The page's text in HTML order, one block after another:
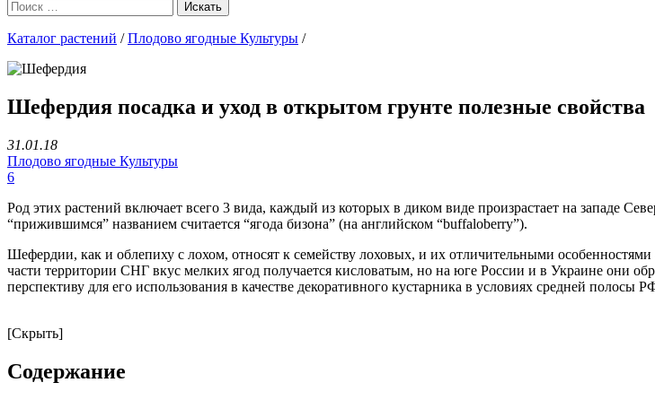
Каталог растений /Плодово ягодные Культуры /
Шефердия посадка и уход в открытом грунте полезные свойства
31.01.18
Плодово ягодные Культуры
6
Род этих растений включает всего 3 вида, каждый из которых в диком виде произрастает на западе
“прижившимся” названием считается “ягода бизона” (на английском “buffaloberry”).
Шефердии, как и облепиху с лохом, относят к семейству лоховых, и их отличительными
части территории СНГ вкус мелких ягод получается кисловатым, но на юге России и в Украине они
перспективу для его использования в качестве декоративного кустарника в условиях средней полосы
[Скрыть]
Содержание